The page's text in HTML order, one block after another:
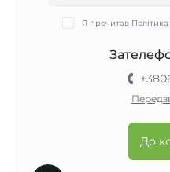
Я прочитав
До